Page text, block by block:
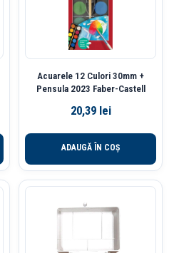
Acuarele 12 Culori 30mm +
Pensula 2023 Faber-Castell
20,39 lei
ADAUGĂ ÎN COȘ